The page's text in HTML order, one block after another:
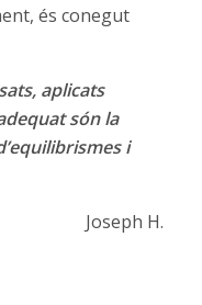
és conegut
aplicats
són la
i
Joseph H.